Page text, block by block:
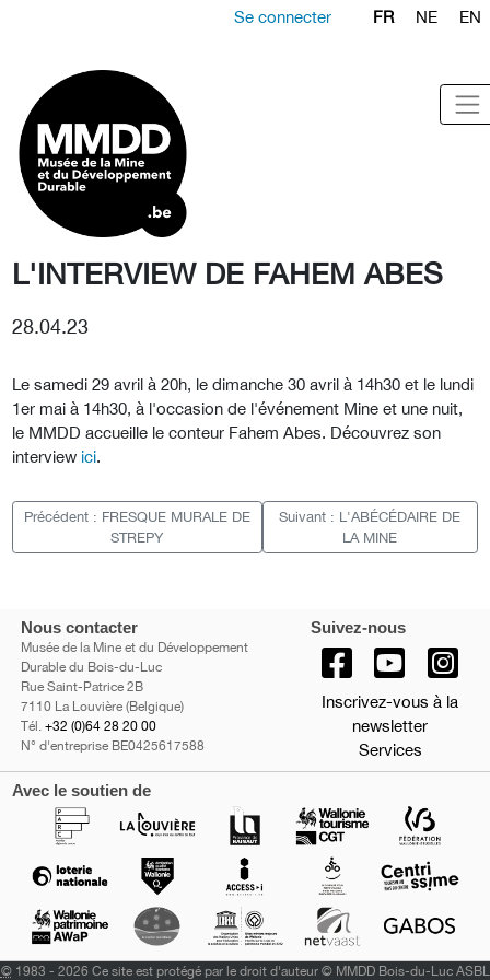
Se connecter FR NE EN
L'INTERVIEW DE FAHEM ABES
28.04.23
Le samedi 29 avril à 20h, le dimanche 30 avril à 14h30 et le lundi
1er mai à 14h30, à l'occasion de l'événement Mine et une nuit,
le MMDD accueille le conteur Fahem Abes. Découvrez son
interview ici.
Précédent : FRESQUE MURALE DE
STREPY
Suivant : L'ABÉCÉDAIRE DE
LA MINE
Nous contacter
Musée de la Mine et du Développement
Durable du Bois-du-Luc
Rue Saint-Patrice 2B
7110 La Louvière (Belgique)
Tél. +32 (0)64 28 20 00
N° d'entreprise BE0425617588
Suivez-nous
Inscrivez-vous à la
newsletter
Services
Avec le soutien de
©1983 - 2026 Ce site est protégé par le droit d'auteur © MMDD Bois-du-Luc ASBL